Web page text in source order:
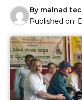
By malnad
Published on: